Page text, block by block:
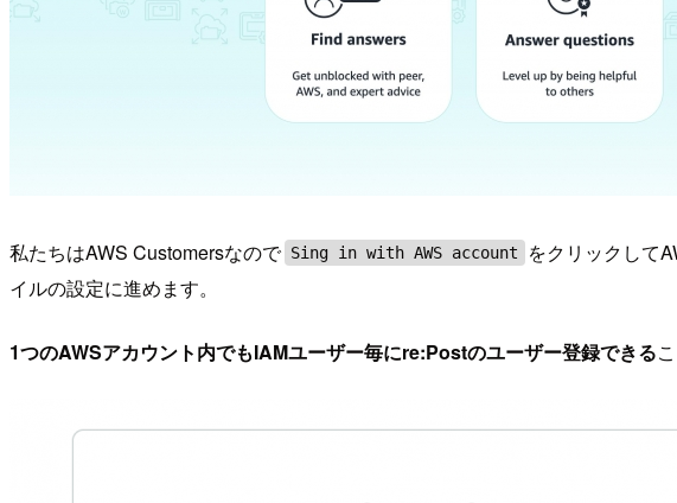
私たちはAWS Customersなので Sing in with AWS account
をクリックして
イルの設定に進めます。
1つのAWSアカウント内でもIAMユーザー毎にre:Postのユーザー登録できる